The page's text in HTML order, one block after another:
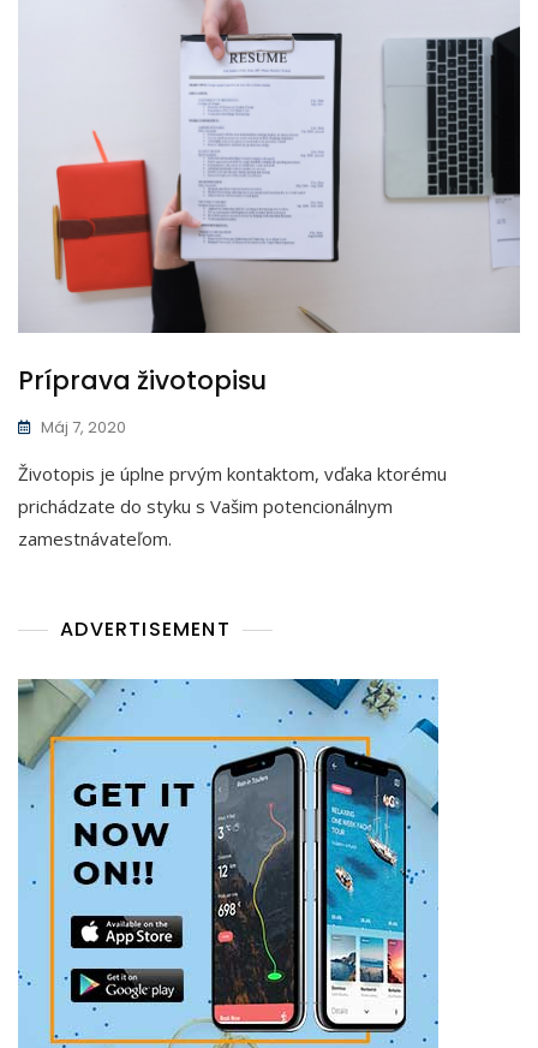
Príprava životopisu
Máj 7, 2020
Životopis je úplne prvým kontaktom, vďaka ktorému
prichádzate do styku s Vašim potencionálnym
zamestnávateľom.
ADVERTISEMENT